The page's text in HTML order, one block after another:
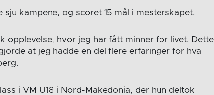
kampene, og scoret 15 mål i mesterskapet.
opplevelse, hvor jeg har fått minner for livet. Dette
at jeg hadde en del flere erfaringer for hva
i VM U18 i Nord-Makedonia, der hun deltok